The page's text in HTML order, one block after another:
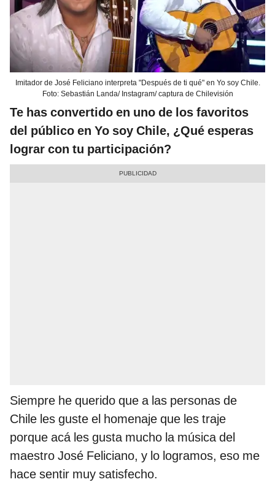
Imitador de José Feliciano interpreta "Después de ti qué" en Yo soy Chile.
Foto: Sebastián Landa/ Instagram/ captura de Chilevisión
Te has convertido en uno de los favoritos
del público en Yo soy Chile, ¿Qué esperas
lograr con tu participación?
Siempre he querido que a las personas de
Chile les guste el homenaje que les traje
porque acá les gusta mucho la música del
maestro José Feliciano, y lo logramos, eso me
hace sentir muy satisfecho.